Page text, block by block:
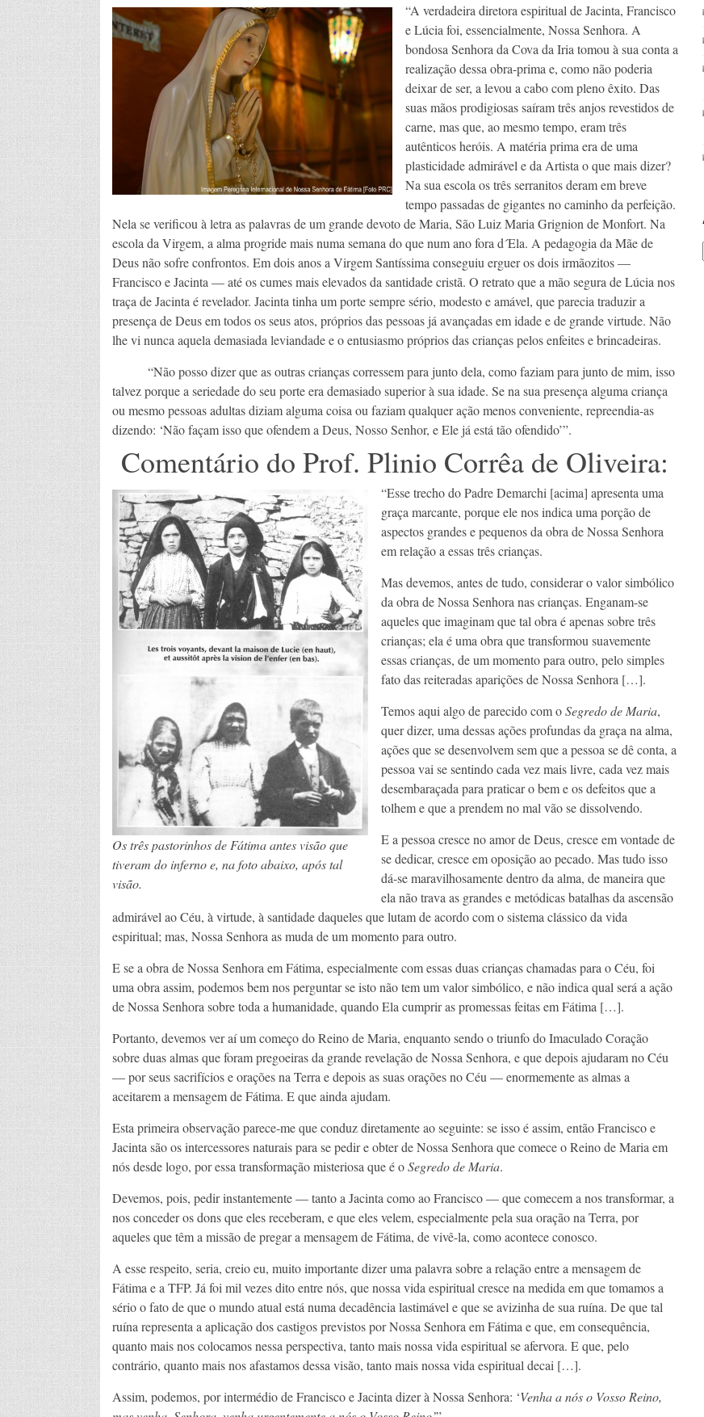
“A verdadeira diretora espiritual de Jacinta, Francisco
e Lúcia foi, essencialmente, Nossa Senhora. A
bondosa Senhora da Cova da Iria tomou à sua conta a
realização dessa obra-prima e, como não poderia
deixar de ser, a levou a cabo com pleno êxito. Das
suas mãos prodigiosas saíram três anjos revestidos de
carne, mas que, ao mesmo tempo, eram três
autênticos heróis. A matéria prima era de uma
plasticidade admirável e da Artista o que mais dizer?
Na sua escola os três serranitos deram em breve
tempo passadas de gigantes no caminho da perfeição.
Nela se verificou à letra as palavras de um grande devoto de Maria, São Luiz Maria Grignion de Monfort. Na
escola da Virgem, a alma progride mais numa semana do que num ano fora d´Ela. A pedagogia da Mãe de
Deus não sofre confrontos. Em dois anos a Virgem Santíssima conseguiu erguer os dois irmãozitos —
Francisco e Jacinta — até os cumes mais elevados da santidade cristã. O retrato que a mão segura de Lúcia nos
traça de Jacinta é revelador. Jacinta tinha um porte sempre sério, modesto e amável, que parecia traduzir a
presença de Deus em todos os seus atos, próprios das pessoas já avançadas em idade e de grande virtude. Não
lhe vi nunca aquela demasiada leviandade e o entusiasmo próprios das crianças pelos enfeites e brincadeiras.
“Não posso dizer que as outras crianças corressem para junto dela, como faziam para junto de mim, isso
talvez porque a seriedade do seu porte era demasiado superior à sua idade. Se na sua presença alguma criança
ou mesmo pessoas adultas diziam alguma coisa ou faziam qualquer ação menos conveniente, repreendia-as
dizendo: ‘Não façam isso que ofendem a Deus, Nosso Senhor, e Ele já está tão ofendido’”.
Comentário do Prof. Plinio Corrêa de Oliveira:
Os três pastorinhos de Fátima antes visão que
tiveram do inferno e, na foto abaixo, após tal
visão.
“Esse trecho do Padre Demarchi [acima] apresenta uma
graça marcante, porque ele nos indica uma porção de
aspectos grandes e pequenos da obra de Nossa Senhora
em relação a essas três crianças.
Mas devemos, antes de tudo, considerar o valor simbólico
da obra de Nossa Senhora nas crianças. Enganam-se
aqueles que imaginam que tal obra é apenas sobre três
crianças; ela é uma obra que transformou suavemente
essas crianças, de um momento para outro, pelo simples
fato das reiteradas aparições de Nossa Senhora […].
Temos aqui algo de parecido com oSegredo de Maria,
quer dizer, uma dessas ações profundas da graça na alma,
ações que se desenvolvem sem que a pessoa se dê conta, a
pessoa vai se sentindo cada vez mais livre, cada vez mais
desembaraçada para praticar o bem e os defeitos que a
tolhem e que a prendem no mal vão se dissolvendo.
E a pessoa cresce no amor de Deus, cresce em vontade de
se dedicar, cresce em oposição ao pecado. Mas tudo isso
dá-se maravilhosamente dentro da alma, de maneira que
ela não trava as grandes e metódicas batalhas da ascensão
admirável ao Céu, à virtude, à santidade daqueles que lutam de acordo com o sistema clássico da vida
espiritual; mas, Nossa Senhora as muda de um momento para outro.
E se a obra de Nossa Senhora em Fátima, especialmente com essas duas crianças chamadas para o Céu, foi
uma obra assim, podemos bem nos perguntar se isto não tem um valor simbólico, e não indica qual será a ação
de Nossa Senhora sobre toda a humanidade, quando Ela cumprir as promessas feitas em Fátima […].
Portanto, devemos ver aí um começo do Reino de Maria, enquanto sendo o triunfo do Imaculado Coração
sobre duas almas que foram pregoeiras da grande revelação de Nossa Senhora, e que depois ajudaram no Céu
— por seus sacrifícios e orações na Terra e depois as suas orações no Céu — enormemente as almas a
aceitarem a mensagem de Fátima. E que ainda ajudam.
Esta primeira observação parece-me que conduz diretamente ao seguinte: se isso é assim, então Francisco e
Jacinta são os intercessores naturais para se pedir e obter de Nossa Senhora que comece o Reino de Maria em
nós desde logo, por essa transformação misteriosa que é oSegredo de Maria.
Devemos, pois, pedir instantemente — tanto a Jacinta como ao Francisco — que comecem a nos transformar, a
nos conceder os dons que eles receberam, e que eles velem, especialmente pela sua oração na Terra, por
aqueles que têm a missão de pregar a mensagem de Fátima, de vivê-la, como acontece conosco.
A esse respeito, seria, creio eu, muito importante dizer uma palavra sobre a relação entre a mensagem de
Fátima e a TFP. Já foi mil vezes dito entre nós, que nossa vida espiritual cresce na medida em que tomamos a
sério o fato de que o mundo atual está numa decadência lastimável e que se avizinha de sua ruína. De que tal
ruína representa a aplicação dos castigos previstos por Nossa Senhora em Fátima e que, em consequência,
quanto mais nos colocamos nessa perspectiva, tanto mais nossa vida espiritual se afervora. E que, pelo
contrário, quanto mais nos afastamos dessa visão, tanto mais nossa vida espiritual decai […].
Assim, podemos, por intermédio de Francisco e Jacinta dizer à Nossa Senhora: ‘Venha a nós o Vosso Reino,